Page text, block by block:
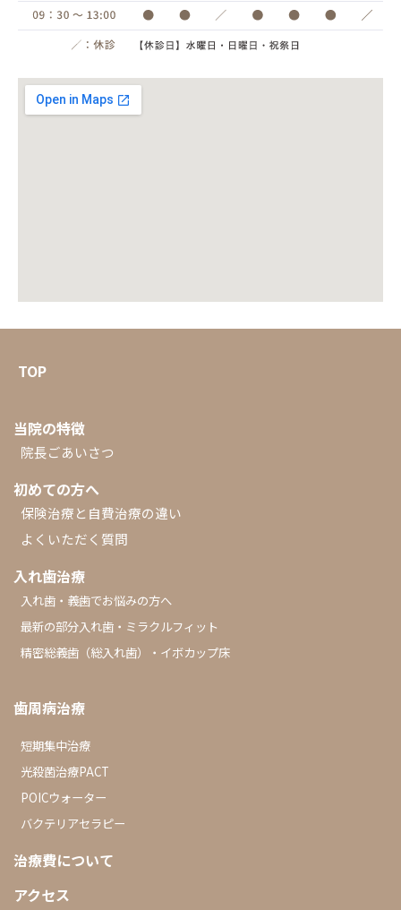
TOP
当院の特徴
院長ごあいさつ
初めての方へ
保険治療と自費治療の違い
よくいただく質問
入れ歯治療
入れ歯・義歯でお悩みの方へ
最新の部分入れ歯・ミラクルフィット
精密総義歯（総入れ歯）・イボカップ床
歯周病治療
短期集中治療
光殺菌治療PACT
POICウォーター
バクテリアセラピー
治療費について
アクセス